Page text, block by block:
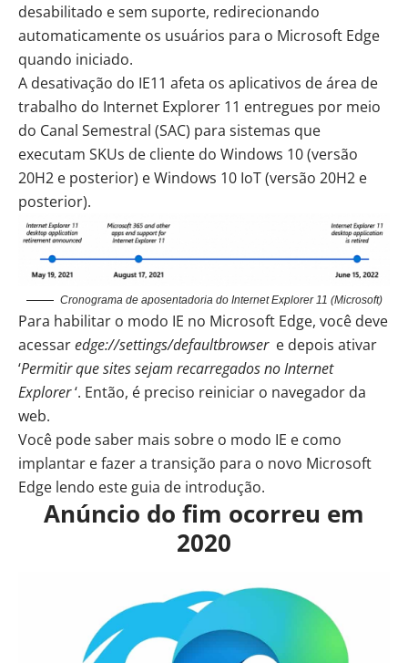
desabilitado e sem suporte, redirecionando
automaticamente os usuários para o Microsoft Edge
quando iniciado.
A desativação do IE11 afeta os aplicativos de área de
trabalho do Internet Explorer 11 entregues por meio
do Canal Semestral (SAC) para sistemas que
executam SKUs de cliente do Windows 10 (versão
20H2 e posterior) e Windows 10 IoT (versão 20H2 e
posterior).
Cronograma de aposentadoria do Internet Explorer 11 (Microsoft)
Para habilitar o modo IE no Microsoft Edge, você deve
acessaredge://settings/defaultbrowsere depois ativar
‘Permitir que sites sejam recarregados no Internet
Explorer‘. Então, é preciso reiniciar o navegador da
web.
Você pode saber mais sobre o modo IE e como
implantar e fazer a transição para o novo Microsoft
Edge lendo este guia de introdução.
Anúncio do fim ocorreu em
2020